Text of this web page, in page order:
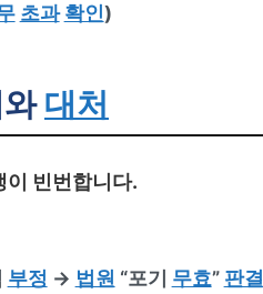
초과 확인)
대처
이 빈번합니다.
부정 → 법원 “포기 무효” 판결